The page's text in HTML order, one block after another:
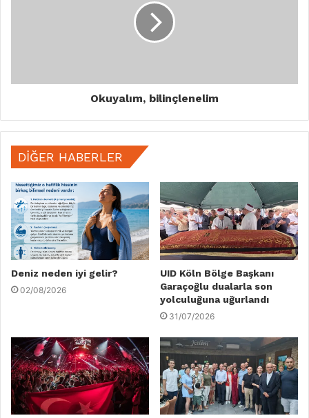
Okuyalım, bilinçlenelim
DIĞER HABERLER
Deniz neden iyi gelir?
02/08/2026
UID Köln Bölge Başkanı
Garaçoğlu dualarla son
yolculuğuna uğurlandı
31/07/2026